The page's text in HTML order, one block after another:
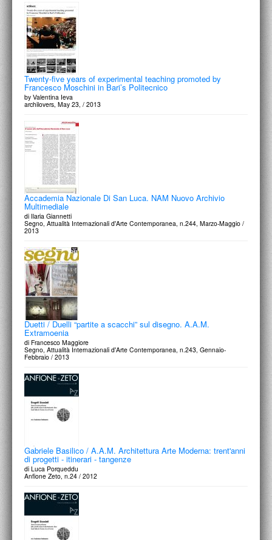
Twenty-five years of experimental teaching promoted by
Francesco Moschini in Bari’s Politecnico
by Valentina Ieva
archilovers, May 23, / 2013
Accademia Nazionale Di San Luca. NAM Nuovo Archivio
Multimediale
di Ilaria Giannetti
Segno, Attualità Internazionali d'Arte Contemporanea, n.244, Marzo-Maggio /
2013
Duetti / Duelli “partite a scacchi” sul disegno. A.A.M.
Extramoenia
di Francesco Maggiore
Segno, Attualità Internazionali d'Arte Contemporanea, n.243, Gennaio-
Febbraio / 2013
Gabriele Basilico / A.A.M. Architettura Arte Moderna: trent'anni
di progetti - itinerari - tangenze
di Luca Porqueddu
Anfione Zeto, n.24 / 2012